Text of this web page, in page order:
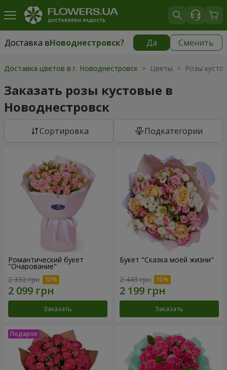
Доставка вНоводнестровск? Да Сменить
Доставка вНоводнестровск| 1625 грн
Доставка цветов в г. Новоднестровск > Цветы > Розы
Заказать розы кустовые в
Новоднестровск
Cортировка Подкатегории
Романтический букет
"Очарование"
2 332 грн
Заказать
Букет "Сказка моей жизни"
2 443 грн
Заказать